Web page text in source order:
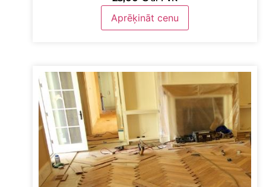
Aprēķināt cenu